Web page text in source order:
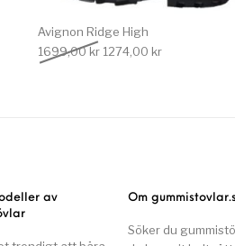
kr.
är: 1274,00 kr.
Avignon Ridge High
1699,00kr Det ursprungliga priset
1274,00 krDet
av
Om
Söker du